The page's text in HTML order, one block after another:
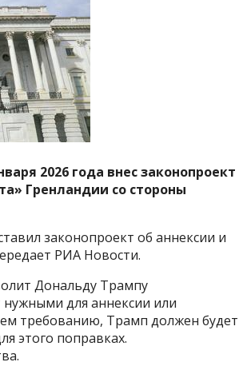
2026 года внес законопроект
Гренландии со стороны
законопроект об аннексии и
РИА Новости.
Дональду Трампу
для аннексии или
требованию, Трамп должен будет
этого поправках.